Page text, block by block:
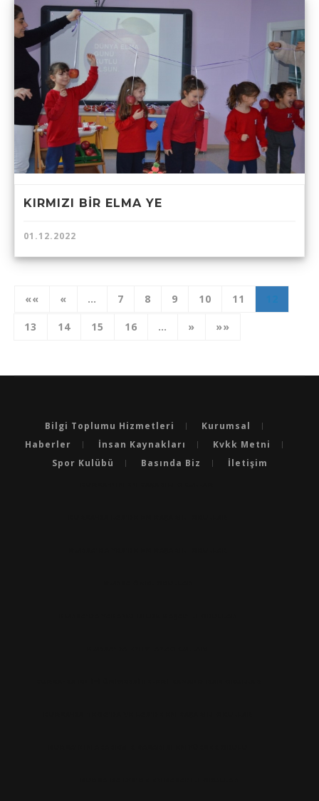
KIRMIZI BİR ELMA YE
01.12.2022
«« « … 7 8 9 10 11
13 14 15 16 … » »»
Bilgi Toplumu Hizmetleri
Kurumsal
Haberler
İnsan Kaynakları
Kvkk Metni
Spor Kulübü
Basında Biz İletişim